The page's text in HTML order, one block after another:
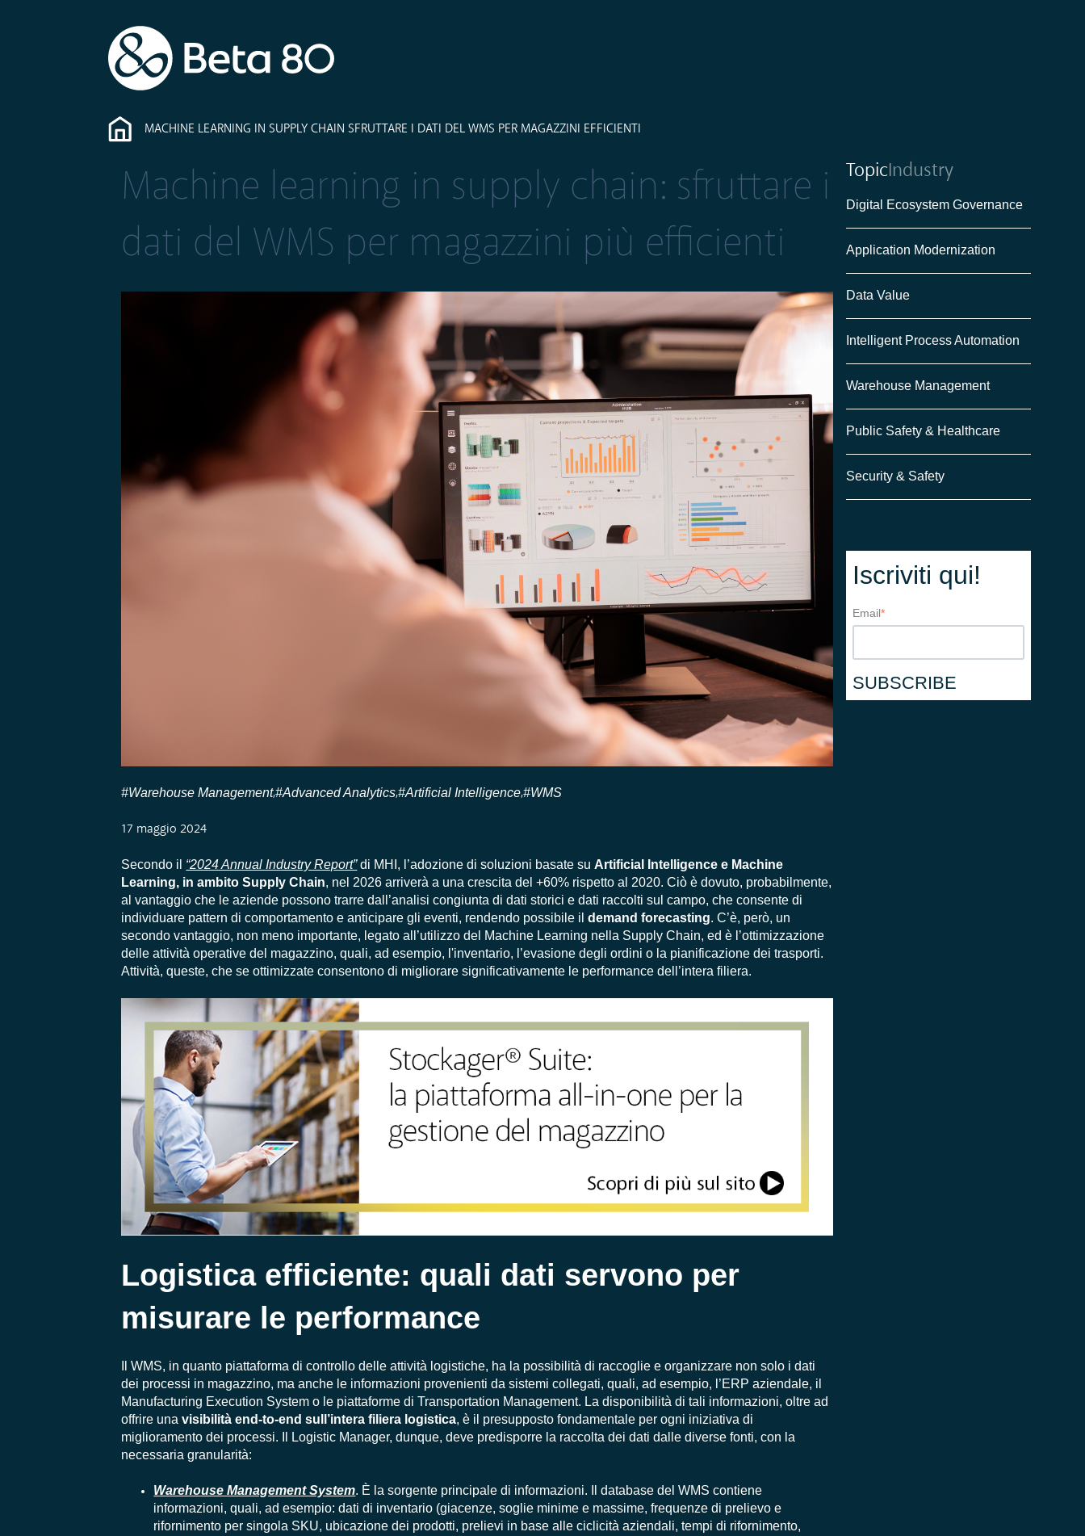
MACHINE LEARNING IN SUPPLY CHAIN SFRUTTARE I DATI DEL WMS PER MAGAZZINI EFFICIENTI
Machine learning in supply chain: sfruttare i
dati del WMS per magazzini più efficienti
#Warehouse Management,#Advanced Analytics,#Artificial Intelligence,#WMS
17 maggio 2024
Secondo il “2024 Annual Industry Report”di MHI, l’adozione di soluzioni basate suArtificial Intelligence e Machine
Learning, in ambito Supply Chain, nel 2026 arriverà a una crescita del +60% rispetto al 2020. Ciò è dovuto, probabilmente,
al vantaggio che le aziende possono trarre dall’analisi congiunta di dati storici e dati raccolti sul campo, che consente di
individuare pattern di comportamento e anticipare gli eventi, rendendo possibile ildemand forecasting. C’è, però, un
secondo vantaggio, non meno importante, legato all’utilizzo del Machine Learning nella Supply Chain, ed è l’ottimizzazione
delle attività operative del magazzino, quali, ad esempio, l'inventario, l’evasione degli ordini o la pianificazione dei trasporti.
Attività, queste, che se ottimizzate consentono di migliorare significativamente le performance dell’intera filiera.
Logistica efficiente: quali dati servono per
misurare le performance
Il WMS, in quanto piattaforma di controllo delle attività logistiche, ha la possibilità di raccoglie e organizzare non solo i dati
dei processi in magazzino, ma anche le informazioni provenienti da sistemi collegati, quali, ad esempio, l’ERP aziendale, il
Manufacturing Execution System o le piattaforme di Transportation Management. La disponibilità di tali informazioni, oltre ad
offrire unavisibilità end-to-end sull’intera filiera logistica, è il presupposto fondamentale per ogni iniziativa di
miglioramento dei processi. Il Logistic Manager, dunque, deve predisporre la raccolta dei dati dalle diverse fonti, con la
necessaria granularità:
Warehouse Management System. È la sorgente principale di informazioni. Il database del WMS contiene
informazioni, quali, ad esempio: dati di inventario (giacenze, soglie minime e massime, frequenze di prelievo e
rifornimento per singola SKU, ubicazione dei prodotti, prelievi in base alle ciclicità aziendali, tempi di rifornimento,
TopicIndustry
Digital Ecosystem Governance
Application Modernization
Data Value
Intelligent Process Automation
Warehouse Management
Public Safety & Healthcare
Security & Safety
Iscriviti qui!
Email*